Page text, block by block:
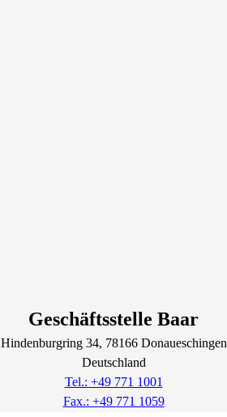
Geschäftsstelle Baar
Hindenburgring34, 78166 Donaueschingen
Deutschland
Tel.: +49 771 1001
Fax.: +49 771 1059